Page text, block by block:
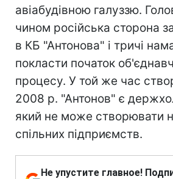
авіабудівною галуззю.
чином російська сторона
в КБ "Антонова" і тричі
покласти початок
процесу. У той же час
2008 р. "Антонов" є
який не може створювати
спільних підприємств.
Не упустите главное!